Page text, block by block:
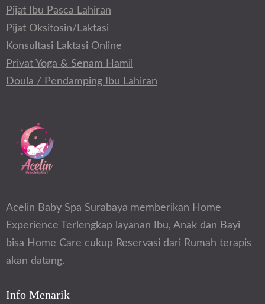
Pijat Ibu Pasca Lahiran
Pijat Oksitosin/Laktasi
Konsultasi Laktasi Online
Privat Yoga & Senam Hamil
Doula / Pendamping Ibu Lahiran
Acelin Baby Spa Surabaya memberikan Home
Experience Terlengkap layanan Ibu, Anak dan Bayi
bisa Home Care cukup Reservasi dari Rumah terapis
akan datang.
Info Menarik